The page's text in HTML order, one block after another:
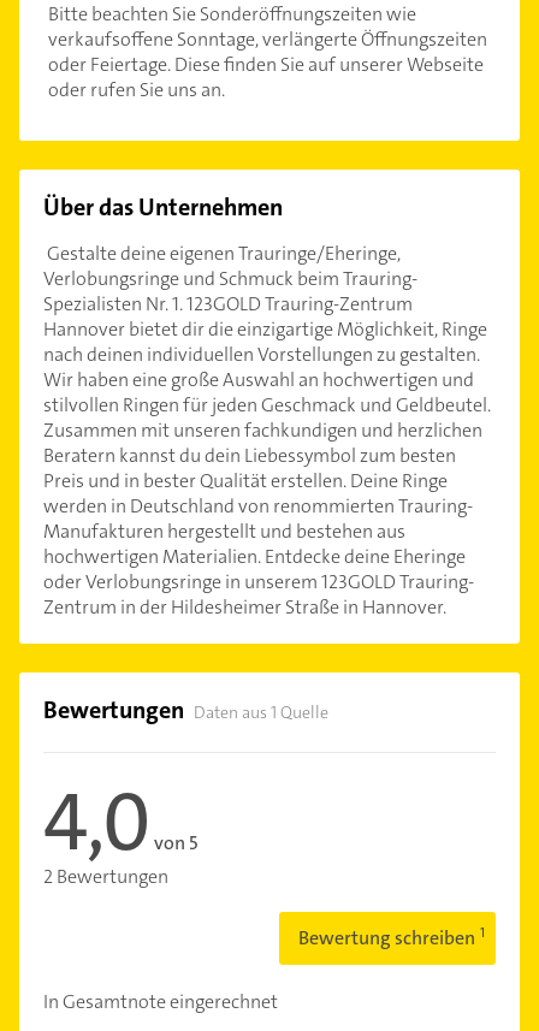
Bitte beachten Sie Sonderöffnungszeiten wie
verkaufsoffene Sonntage, verlängerte Öffnungszeiten
oder Feiertage. Diese finden Sie auf unserer Webseite
oder rufen Sie uns an.
Über das Unternehmen
️ Gestalte deine eigenen Trauringe/Eheringe,
Verlobungsringe und Schmuck beim Trauring-
Spezialisten Nr. 1. 123GOLD Trauring-Zentrum
Hannover bietet dir die einzigartige Möglichkeit, Ringe
nach deinen individuellen Vorstellungen zu gestalten.
Wir haben eine große Auswahl an hochwertigen und
stilvollen Ringen für jeden Geschmack und Geldbeutel.
Zusammen mit unseren fachkundigen und herzlichen
Beratern kannst du dein Liebessymbol zum besten
Preis und in bester Qualität erstellen. Deine Ringe
werden in Deutschland von renommierten Trauring-
Manufakturen hergestellt und bestehen aus
hochwertigen Materialien. Entdecke deine Eheringe
oder Verlobungsringe in unserem 123GOLD Trauring-
Zentrum in der Hildesheimer Straße in Hannover. ️
Bewertungen Daten aus 1 Quelle
4,0 von 5
2 Bewertungen
Bewertung schreiben
In Gesamtnote eingerechnet